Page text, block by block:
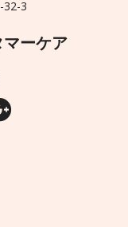
32-3
マーケア